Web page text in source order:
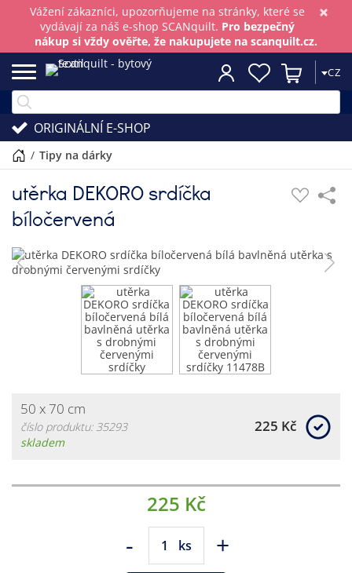
×
Vážení zákazníci, upozorňujeme na stránky, které se
vydávají za náš e-shop SCANquilt. Pro bezpečný
nákup si vždy ověřte, že nakupujete na scanquilt.cz.
CZ
ORIGINÁLNÍ E-SHOP
/ tipy na dárky
utěrka DEKORO srdíčka
bíločervená
50 x 70 cm
číslo produktu: 35293
skladem
225 Kč
225 Kč
- ks +